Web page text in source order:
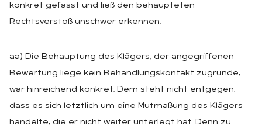
konkret gefasst und ließ den behaupteten
Rechtsverstoß unschwer erkennen.
aa) Die Behauptung des Klägers, der angegriffenen
Bewertung liege kein Behandlungskontakt zugrunde,
war hinreichend konkret. Dem steht nicht entgegen,
dass es sich letztlich um eine Mutmaßung des Klägers
handelte, die er nicht weiter unterlegt hat. Denn zu